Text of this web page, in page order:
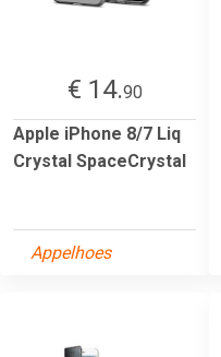
€ 14.90
Apple iPhone 8/7 Liq
Crystal SpaceCrystal
Appelhoes